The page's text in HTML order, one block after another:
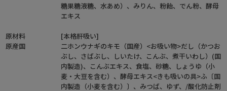
原材料
原産国
糖果糖液糖、水あめ）、みりん、粉飴、でん粉、酵母
エキス
[本格肝吸い]
二ホンウナギのキモ（国産）<お吸い物>だし（かつお
ぶし、さばぶし、しいたけ、こんぶ、煮干いわし）(国
内製造)、こんぶエキス、食塩、砂糖、しょうゆ（小
麦・大豆を含む）、酵母エキス<きも吸いの具>ふ〔国
内製造（小麦を含む）〕、みつば、ゆず、/酸化防止剤